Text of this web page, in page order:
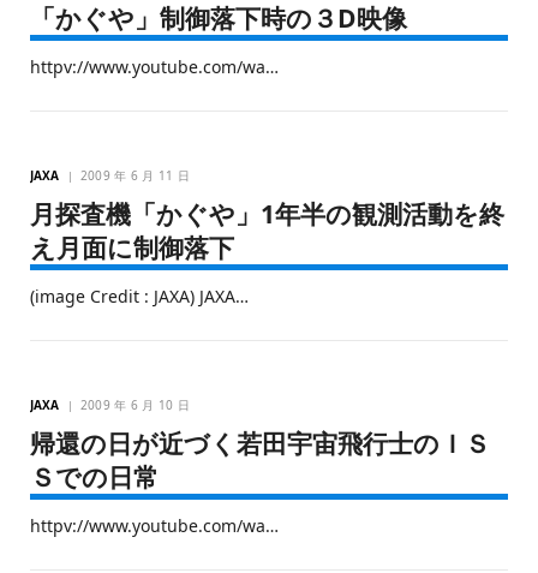
「かぐや」制御落下時の３D映像
httpv://www.youtube.com/wa…
JAXA 2009 年 6 月 11 日
月探査機「かぐや」1年半の観測活動を終
え月面に制御落下
(image Credit : JAXA) JAXA…
JAXA 2009 年 6 月 10 日
帰還の日が近づく若田宇宙飛行士のＩＳ
Ｓでの日常
httpv://www.youtube.com/wa…